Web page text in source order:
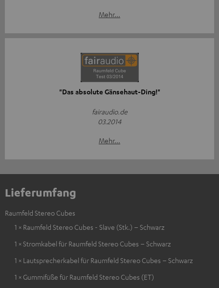
Mehr...
"Das absolute Gänsehaut-Ding!"
fairaudio.de
03.2014
Mehr...
Lieferumfang
Raumfeld Stereo Cubes
1 × Raumfeld Stereo Cubes - Slave (Stk.) – Schwarz
1 × Stromkabel für Raumfeld Stereo Cubes – Schwarz
1 × Lautsprecherkabel für Raumfeld Stereo Cubes – Schwarz
1 × Gummifüße für Raumfeld Stereo Cubes (ET)